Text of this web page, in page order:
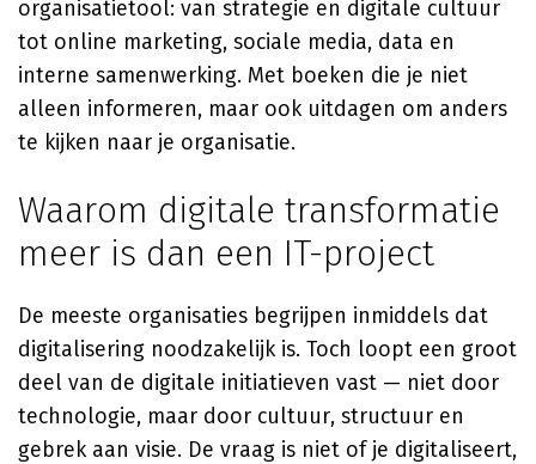
organisatietool: van strategie en digitale cultuur
tot online marketing, sociale media, data en
interne samenwerking. Met boeken die je niet
alleen informeren, maar ook uitdagen om anders
te kijken naar je organisatie.
Waarom digitale transformatie
meer is dan een IT-project
De meeste organisaties begrijpen inmiddels dat
digitalisering noodzakelijk is. Toch loopt een groot
deel van de digitale initiatieven vast — niet door
technologie, maar door cultuur, structuur en
gebrek aan visie. De vraag is niet of je digitaliseert,